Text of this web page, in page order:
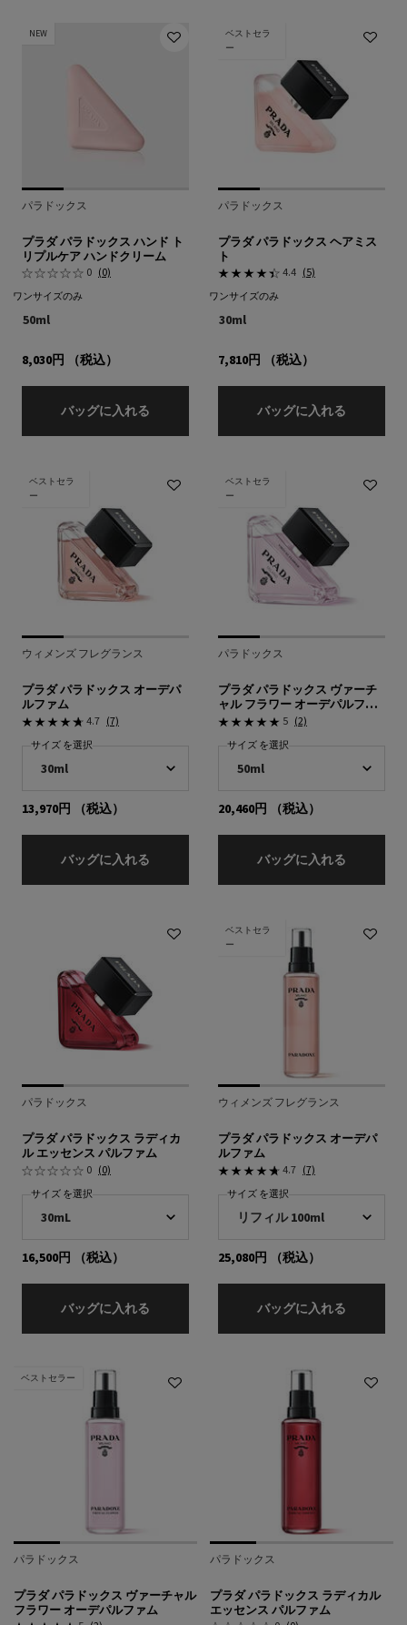
NEW
パラドックス
プラダ パラドックス ハンド ト
リプルケア ハンドクリーム
0 (0)
ワンサイズのみ
50ml
8,030円 （税込）
バッグに入れる プラダ パラドックス ハンド トリプルケア
ベストセラ
ー
パラドックス
プラダ パラドックス ヘアミス
ト
4.4 (5)
ワンサイズのみ
30ml
7,810円 （税込）
バッグに入れる
ベストセラ
ー
ウィメンズ フレグランス
プラダ パラドックス オーデパ
ルファム
4.7 (7)
サイズ を選択
13,970円 （税込）
バッグに入れる プラダ パラドックス オーデパルファム
ベストセラ
ー
パラドックス
プラダ パラドックス ヴァーチ
ャル フラワー オーデパルファ
ム
5 (2)
サイズ を選択
20,460円 （税込）
バッグに入れる
パラドックス
プラダ パラドックス ラディカ
ル エッセンス パルファム
0 (0)
サイズ を選択
16,500円 （税込）
バッグに入れる プラダ パラドックス ラディカル エッセン
ベストセラ
ー
ウィメンズ フレグランス
プラダ パラドックス オーデパ
ルファム
4.7 (7)
サイズ を選択
25,080円 （税込）
バッグに入れる
ベストセラー
パラドックス
プラダ パラドックス ヴァーチャル
フラワー オーデパルファム
パラドックス
プラダ パラドックス ラディカル
エッセンス パルファム